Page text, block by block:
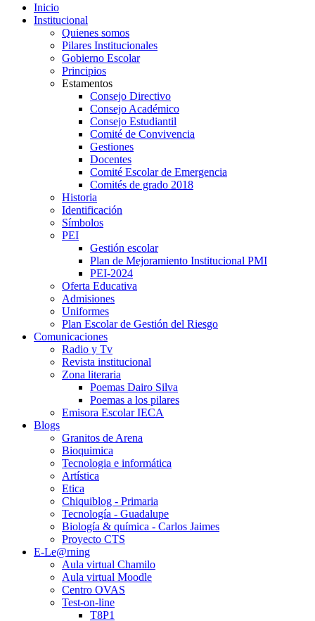
Inicio
Institucional
Quienes somos
Pilares Institucionales
Gobierno Escolar
Principios
Estamentos
Consejo Directivo
Consejo Académico
Consejo Estudiantil
Comité de Convivencia
Gestiones
Docentes
Comité Escolar de Emergencia
Comités de grado 2018
Historia
Identificación
Símbolos
PEI
Gestión escolar
Plan de Mejoramiento Institucional PMI
PEI-2024
Oferta Educativa
Admisiones
Uniformes
Plan Escolar de Gestión del Riesgo
Comunicaciones
Radio y Tv
Revista institucional
Zona literaria
Poemas Dairo Silva
Poemas a los pilares
Emisora Escolar IECA
Blogs
Granitos de Arena
Bioquimica
Tecnologia e informática
Artística
Etica
Chiquiblog - Primaria
Tecnología - Guadalupe
Biología & química - Carlos Jaimes
Proyecto CTS
E-Le@rning
Aula virtual Chamilo
Aula virtual Moodle
Centro OVAS
Test-on-line
T8P1